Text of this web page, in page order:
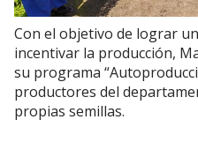
Con el objetivo de lograr
incentivar la producción,
su programa
productores del
propias semillas.